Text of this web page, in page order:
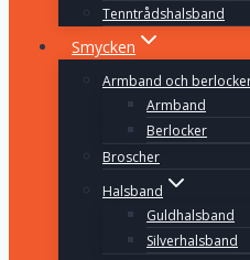
Tenntrådshalsband
Smycken
Armband och
Armband
Berlocker
Broscher
Halsband
Guldhalsband
Silverhalsband